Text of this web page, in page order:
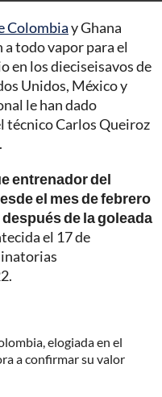
Colombiay Ghana
a todo vapor para el
en los dieciseisavos de
Unidos, México y
le han dado
técnico Carlos Queiroz
entrenador del
el mes de febrero
de la goleada
el 17 de
elogiada en el
a confirmar su valor